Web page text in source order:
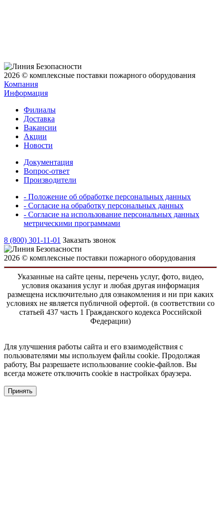
2026 © комплексные поставки пожарного оборудования
Компания
Информация
Филиалы
Доставка
Вакансии
Акции
Новости
Документация
Вопрос-ответ
Производители
- Положение об обработке персональных данных
- Согласие на обработку персональных данных
- Согласие на использование персональных данных
метрическими программами
8 (800) 301-11-01 Заказать звонок
2026 © комплексные поставки пожарного оборудования
Указанные на сайте цены, перечень услуг, фото, видео,
условия оказания услуг и любая другая информация
размещена исключительно для ознакомления и ни при каких
условиях не является публичной офертой. (в соответствии со
статьей 437 часть 1 Гражданского кодекса Российской
Федерации)
Для улучшения работы сайта и его взаимодействия с
пользователями мы используем файлы cookie. Продолжая
работу, Вы разрешаете использование cookie-файлов. Вы
всегда можете отключить cookie в настройках браузера.
Принять